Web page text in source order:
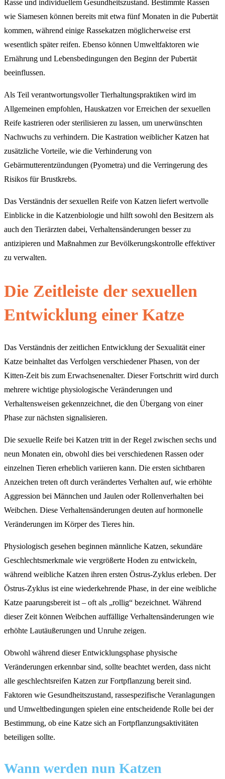
Rasse und individuellem Gesundheitszustand. Bestimmte Rassen
wie Siamesen können bereits mit etwa fünf Monaten in die Pubertät
kommen, während einige Rassekatzen möglicherweise erst
wesentlich später reifen. Ebenso können Umweltfaktoren wie
Ernährung und Lebensbedingungen den Beginn der Pubertät
beeinflussen.
Als Teil verantwortungsvoller Tierhaltungspraktiken wird im
Allgemeinen empfohlen, Hauskatzen vor Erreichen der sexuellen
Reife kastrieren oder sterilisieren zu lassen, um unerwünschten
Nachwuchs zu verhindern. Die Kastration weiblicher Katzen hat
zusätzliche Vorteile, wie die Verhinderung von
Gebärmutterentzündungen (Pyometra) und die Verringerung des
Risikos für Brustkrebs.
Das Verständnis der sexuellen Reife von Katzen liefert wertvolle
Einblicke in die Katzenbiologie und hilft sowohl den Besitzern als
auch den Tierärzten dabei, Verhaltensänderungen besser zu
antizipieren und Maßnahmen zur Bevölkerungskontrolle effektiver
zu verwalten.
Die Zeitleiste der sexuellen
Entwicklung einer Katze
Das Verständnis der zeitlichen Entwicklung der Sexualität einer
Katze beinhaltet das Verfolgen verschiedener Phasen, von der
Kitten-Zeit bis zum Erwachsenenalter. Dieser Fortschritt wird durch
mehrere wichtige physiologische Veränderungen und
Verhaltensweisen gekennzeichnet, die den Übergang von einer
Phase zur nächsten signalisieren.
Die sexuelle Reife bei Katzen tritt in der Regel zwischen sechs und
neun Monaten ein, obwohl dies bei verschiedenen Rassen oder
einzelnen Tieren erheblich variieren kann. Die ersten sichtbaren
Anzeichen treten oft durch verändertes Verhalten auf, wie erhöhte
Aggression bei Männchen und Jaulen oder Rollenverhalten bei
Weibchen. Diese Verhaltensänderungen deuten auf hormonelle
Veränderungen im Körper des Tieres hin.
Physiologisch gesehen beginnen männliche Katzen, sekundäre
Geschlechtsmerkmale wie vergrößerte Hoden zu entwickeln,
während weibliche Katzen ihren ersten Östrus-Zyklus erleben. Der
Östrus-Zyklus ist eine wiederkehrende Phase, in der eine weibliche
Katze paarungsbereit ist – oft als „rollig“ bezeichnet. Während
dieser Zeit können Weibchen auffällige Verhaltensänderungen wie
erhöhte Lautäußerungen und Unruhe zeigen.
Obwohl während dieser Entwicklungsphase physische
Veränderungen erkennbar sind, sollte beachtet werden, dass nicht
alle geschlechtsreifen Katzen zur Fortpflanzung bereit sind.
Faktoren wie Gesundheitszustand, rassespezifische Veranlagungen
und Umweltbedingungen spielen eine entscheidende Rolle bei der
Bestimmung, ob eine Katze sich an Fortpflanzungsaktivitäten
beteiligen sollte.
Wann werden nun Katzen